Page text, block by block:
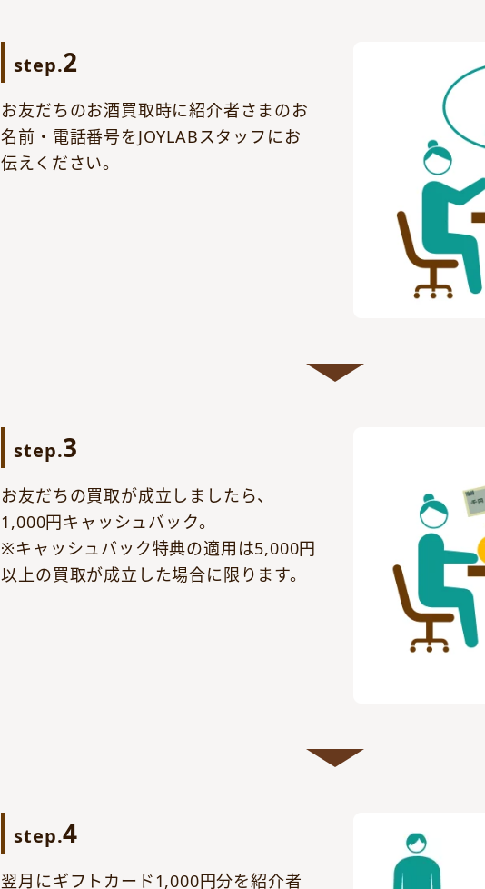
step.2
お友だちのお酒買取時に紹介者さまのお
名前・電話番号をJOYLABスタッフにお
伝えください。
step.3
お友だちの買取が成立しましたら、
1,000円キャッシュバック。
※キャッシュバック特典の適用は5,000円
以上の買取が成立した場合に限ります。
step.4
翌月にギフトカード1,000円分を紹介者